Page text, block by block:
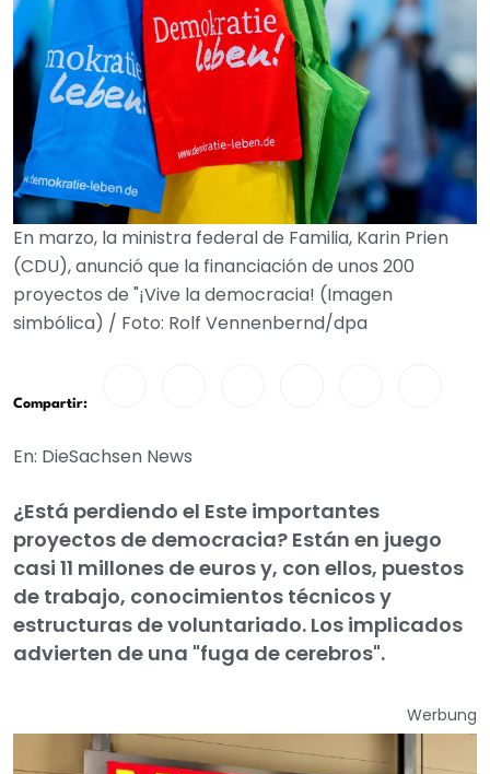
En marzo, la ministra federal de Familia, Karin Prien
(CDU), anunció que la financiación de unos 200
proyectos de "¡Vive la democracia! (Imagen
simbólica) / Foto: Rolf Vennenbernd/dpa
Compartir:
En: DieSachsen News
¿Está perdiendo el Este importantes
proyectos de democracia? Están en juego
casi 11 millones de euros y, con ellos, puestos
de trabajo, conocimientos técnicos y
estructuras de voluntariado. Los implicados
advierten de una "fuga de cerebros".
Werbung